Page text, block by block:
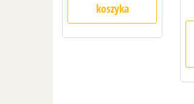
koszyka